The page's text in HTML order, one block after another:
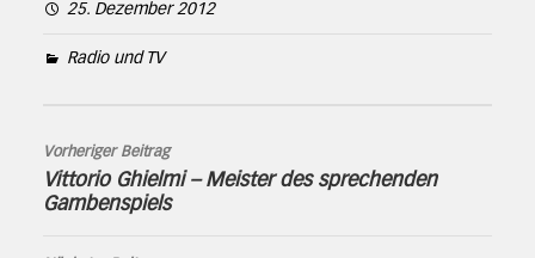
25. Dezember 2012
Radio und TV
Vorheriger Beitrag
Vittorio Ghielmi – Meister des sprechenden
Gambenspiels